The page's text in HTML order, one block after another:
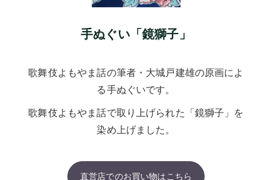
手ぬぐい「鏡獅子」
歌舞伎よもやま話の筆者・大城戸建雄の原画によ
る手ぬぐいです。
歌舞伎よもやま話で取り上げられた「鏡獅子」を
染め上げました。
直営店でのお買い物はこちら